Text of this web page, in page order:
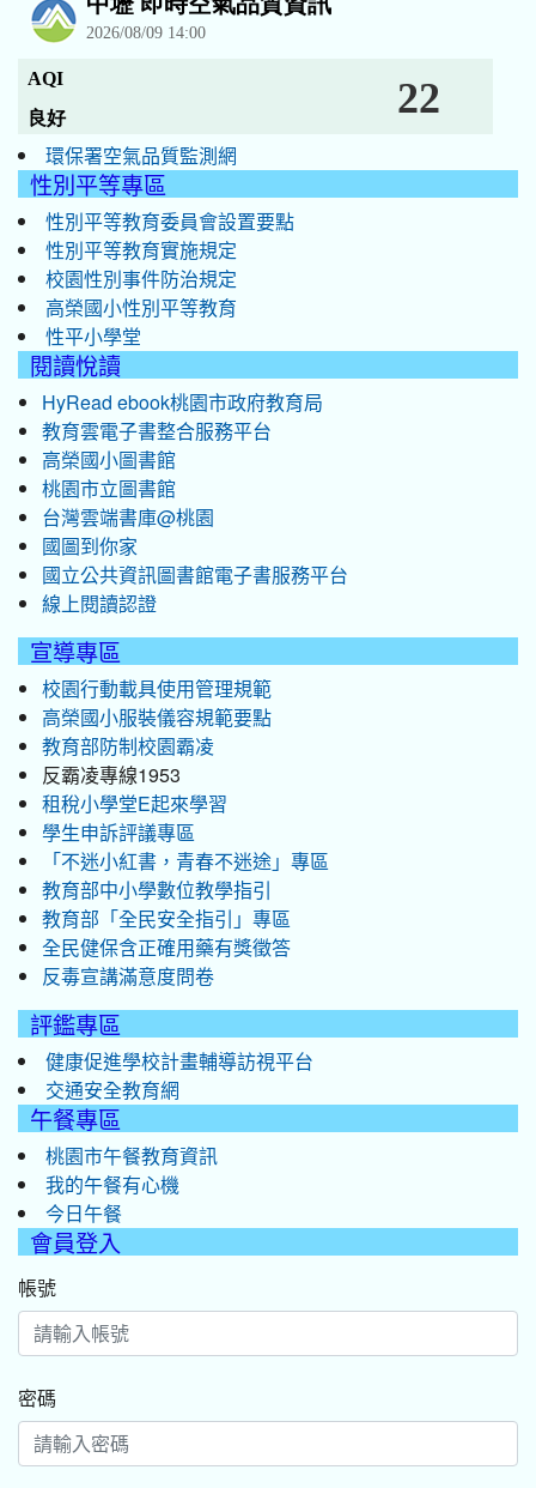
環保署空氣品質監測網
性別平等專區
性別平等教育委員會設置要點
性別平等教育實施規定
校園性別事件防治規定
高榮國小性別平等教育
性平小學堂
閱讀悅讀
HyRead ebook桃園市政府教育局
教育雲電子書整合服務平台
高榮國小圖書館
桃園市立圖書館
台灣雲端書庫@桃園
國圖到你家
國立公共資訊圖書館電子書服務平台
線上閱讀認證
宣導專區
校園行動載具使用管理規範
高榮國小服裝儀容規範要點
教育部防制校園霸凌
反霸凌專線1953
租稅小學堂E起來學習
學生申訴評議專區
「不迷小紅書，青春不迷途」專區
教育部中小學數位教學指引
教育部「全民安全指引」專區
全民健保含正確用藥有獎徵答
反毒宣講滿意度問卷
評鑑專區
健康促進學校計畫輔導訪視平台
交通安全教育網
午餐專區
桃園市午餐教育資訊
我的午餐有心機
今日午餐
會員登入
帳號
密碼